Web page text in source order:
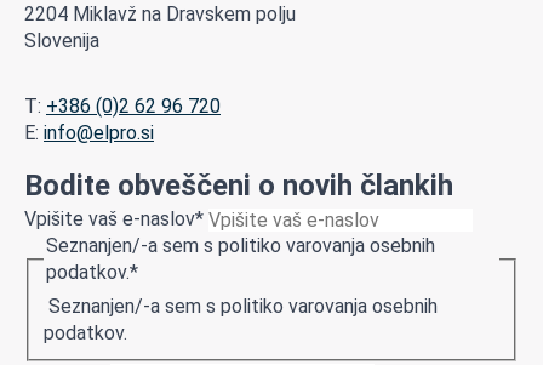
2204 Miklavž na Dravskem polju
Slovenija
T: +386 (0)2 62 96 720
E: info@elpro.si
Bodite obveščeni o novih člankih
Vpišite vaš e-naslov*
Seznanjen/-a sem s politiko varovanja osebnih
podatkov.*
Seznanjen/-a sem s politiko varovanja osebnih
podatkov.